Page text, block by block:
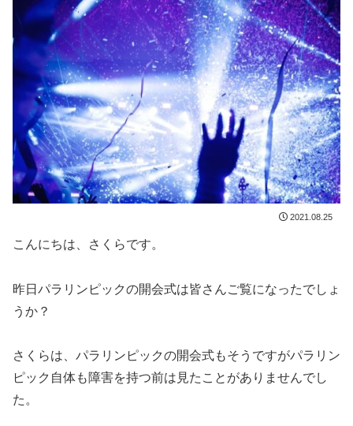
2021.08.25
こんにちは、さくらです。
昨日パラリンピックの開会式は皆さんご覧になったでしょ
うか？
さくらは、パラリンピックの開会式もそうですがパラリン
ピック自体も障害を持つ前は見たことがありませんでし
た。